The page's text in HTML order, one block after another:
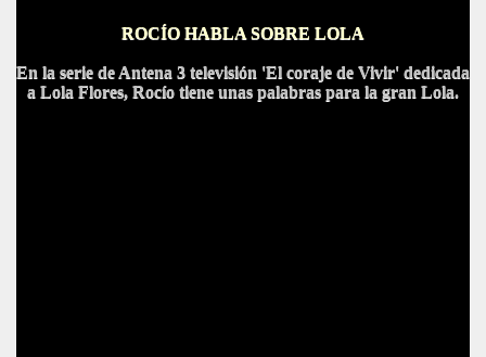
ROCÍO HABLA SOBRE LOLA
En la serie de Antena 3 televisión 'El coraje de Vivir' dedicada
a Lola Flores, Rocío tiene unas palabras para la gran Lola.